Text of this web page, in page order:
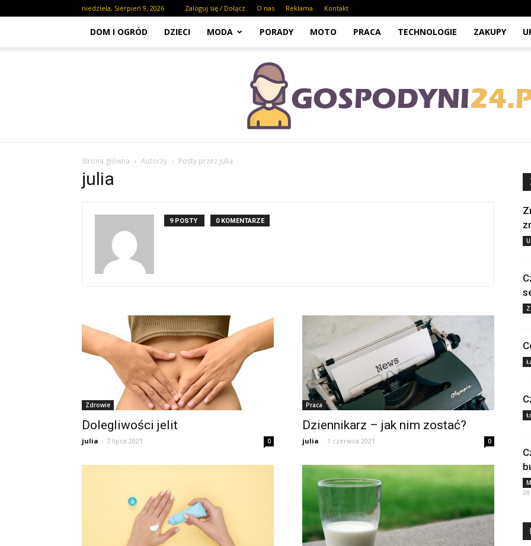
niedziela, Sierpień 9, 2026 Zaloguj się / Dołącz O nas Reklama Kontakt
DOM I OGRÓD DZIECI MODA PORADY MOTO PRACA TECHNOLOGIE ZAKUPY
Strona główna Autorzy Posty przez julia
julia
9 POSTY 0 KOMENTARZE
Zdrowie
Dolegliwości jelit
julia - 7 lipca 2021 0
Praca
Dziennikarz – jak nim zostać?
julia - 1 czerwca 2021 0